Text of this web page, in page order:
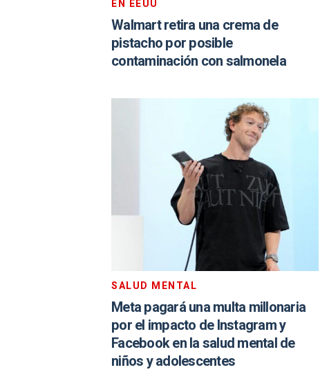
EN EEUU
Walmart retira una crema de
pistacho por posible
contaminación con salmonela
SALUD MENTAL
Meta pagará una multa millonaria
por el impacto de Instagram y
Facebook en la salud mental de
niños y adolescentes